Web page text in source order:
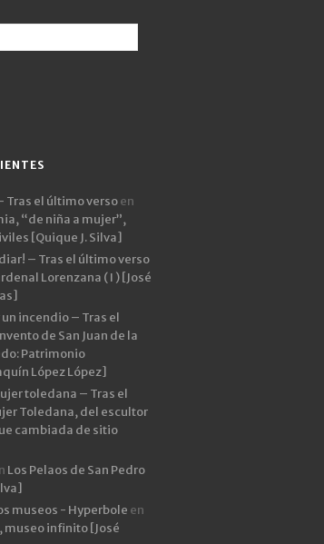
Tras el último versoen
“de niña a mujer”,
[Quique J. Silva]
– Tras el último verso
Lorenzana ( I ) [José
incendio – Tras el
de San Juan de la
Patrimonio
López López]
toledana – Tras el
Toledana, del escultor
cambiada de sitio
Los Pelaos de San Pedro
museos - Hyperbole en
infinito [José